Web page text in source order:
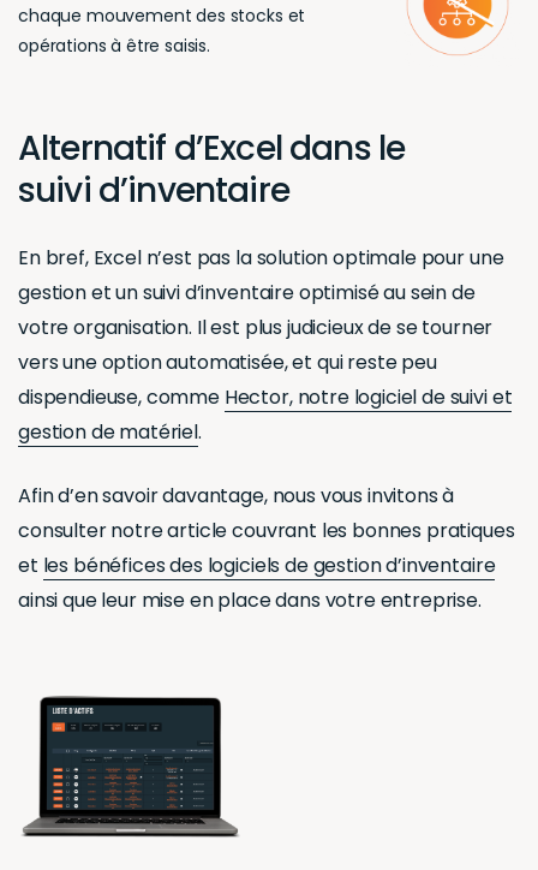
chaque mouvement des stocks et
opérations à être saisis.
Alternatif d’Excel dans le
suivi d’inventaire
En bref, Excel n’est pas la solution optimale pour une
gestion et un suivi d’inventaire optimisé au sein de
votre organisation. Il est plus judicieux de se tourner
vers une option automatisée, et qui reste peu
dispendieuse, comme Hector, notre logiciel de suivi et
gestion de matériel.
Afin d’en savoir davantage, nous vous invitons à
consulter notre article couvrant les bonnes pratiques
et les bénéfices des logiciels de gestion d’inventaire
ainsi que leur mise en place dans votre entreprise.